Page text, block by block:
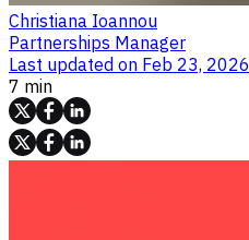
Christiana Ioannou
Partnerships Manager
Last updated on Feb 23, 2026
7 min